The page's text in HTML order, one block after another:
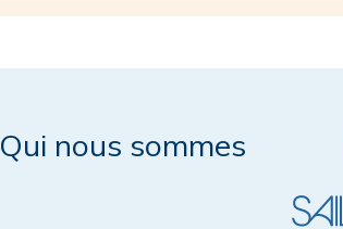
Qui nous sommes